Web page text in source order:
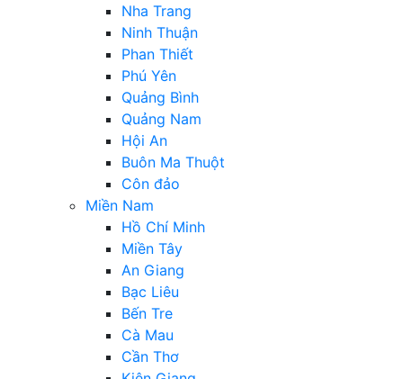
Nha Trang
Ninh Thuận
Phan Thiết
Phú Yên
Quảng Bình
Quảng Nam
Hội An
Buôn Ma Thuột
Côn đảo
Miền Nam
Hồ Chí Minh
Miền Tây
An Giang
Bạc Liêu
Bến Tre
Cà Mau
Cần Thơ